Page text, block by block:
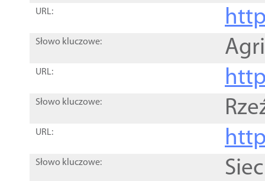
URL:
Słowo kluczowe:
URL:
Słowo kluczowe:
URL:
Słowo kluczowe: